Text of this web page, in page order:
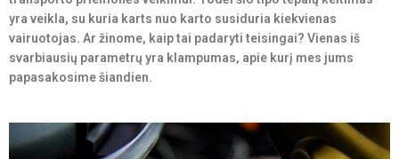
yra veikla, su kuria karts nuo karto susiduria kiekvienas
vairuotojas. Ar žinome, kaip tai padaryti teisingai? Vienas iš
svarbiausių parametrų yra klampumas, apie kurį mes jums
papasakosime šiandien.